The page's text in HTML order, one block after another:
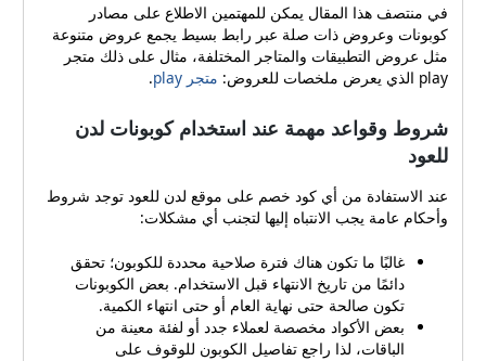
للعود اتباع خطوات بسيطة
يضمن لك تفعيل الكوبون بنجاح
والحصول على الخصم دون
عناء: اختر كوبون فعال من
موقع مزود الكوبونات أو من
صفحة العروض، واضغط على
زر الحصول على الكود أو
العرض. سيتم نسخ الرمز أو
حفظه تلقائيًا وتحويلك إلى
صفحة المتجر الرسمية لمتابعة
التسوق. أضف المنتجات التي
ترغب في شرائها مثل العود
الطبيعي أو البخور أو باقات
الهدايا إلى عربة التسوق. عند
الوصول إلى صفحة الخروج
في منتصف هذا المقال يمكن للمهتمين الاطلاع على مصادر
كوبونات وعروض ذات صلة عبر رابط بسيط يجمع عروض متنوعة
مثل عروض التطبيقات والمتاجر المختلفة، مثال على ذلك متجر
play الذي يعرض ملخصات للعروض:
متجر play .
شروط وقواعد مهمة عند استخدام كوبونات لدن
للعود
عند الاستفادة من أي كود خصم على موقع لدن للعود توجد شروط
وأحكام عامة يجب الانتباه إليها لتجنب أي مشكلات:
غالبًا ما تكون هناك فترة صلاحية محددة للكوبون؛ تحقق
دائمًا من تاريخ الانتهاء قبل الاستخدام. بعض الكوبونات
تكون صالحة حتى نهاية العام أو حتى انتهاء الكمية.
بعض الأكواد مخصصة لعملاء جدد أو لفئة معينة من
الباقات، لذا راجع تفاصيل الكوبون للوقوف على